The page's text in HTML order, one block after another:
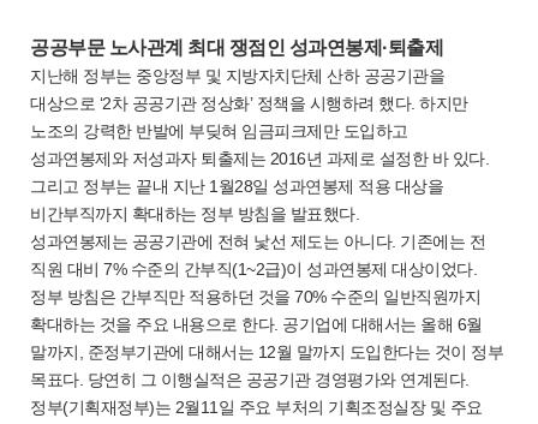
공공부문 노사관계 최대 쟁점인 성과연봉제·퇴출제
지난해 정부는 중앙정부 및 지방자치단체 산하 공공기관을
대상으로 ‘2차 공공기관 정상화’ 정책을 시행하려 했다. 하지만
노조의 강력한 반발에 부딪혀 임금피크제만 도입하고
성과연봉제와 저성과자 퇴출제는 2016년 과제로 설정한 바 있다.
그리고 정부는 끝내 지난 1월28일 성과연봉제 적용 대상을
비간부직까지 확대하는 정부 방침을 발표했다.
성과연봉제는 공공기관에 전혀 낯선 제도는 아니다. 기존에는 전
직원 대비 7% 수준의 간부직(1~2급)이 성과연봉제 대상이었다.
정부 방침은 간부직만 적용하던 것을 70% 수준의 일반직원까지
확대하는 것을 주요 내용으로 한다. 공기업에 대해서는 올해 6월
말까지, 준정부기관에 대해서는 12월 말까지 도입한다는 것이 정부
목표다. 당연히 그 이행실적은 공공기관 경영평가와 연계된다.
정부(기획재정부)는 2월11일 주요 부처의 기획조정실장 및 주요